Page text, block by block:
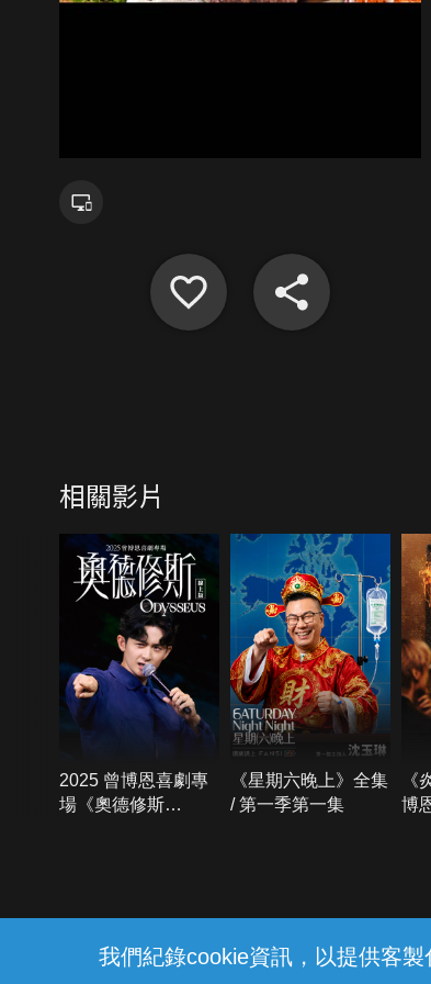
我們紀錄cookie資訊，以提供客
相關影片
2025 曾博恩喜劇專
場《奧德修斯
《星期六晚上》全集
/ 第一季第一集
《
博